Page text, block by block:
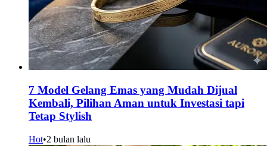
7 Model Gelang Emas yang Mudah Dijual
Kembali, Pilihan Aman untuk Investasi tapi
Tetap Stylish
Hot•2 bulan lalu